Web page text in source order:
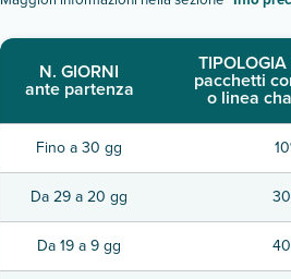
N. GIORNI
ante partenza pacchetti
o linea
Fino a 30 gg
Da 29 a 20 gg
Da 19 a 9 gg